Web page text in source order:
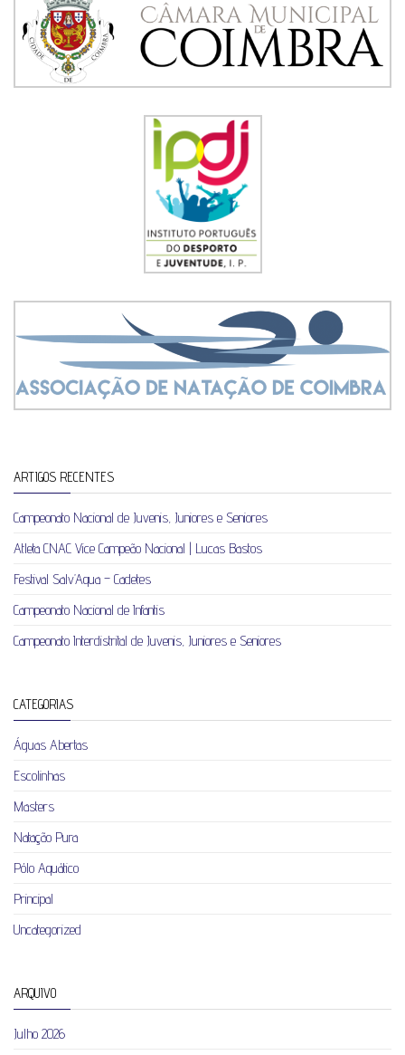
ARTIGOS RECENTES
Campeonato Nacional de Juvenis, Juniores e Seniores
Atleta CNAC Vice Campeão Nacional | Lucas Bastos
Festival Salv’Aqua – Cadetes
Campeonato Nacional de Infantis
Campeonato Interdistrital de Juvenis, Juniores e Seniores
CATEGORIAS
Águas Abertas
Escolinhas
Masters
Natação Pura
Pólo Aquático
Principal
Uncategorized
ARQUIVO
Julho 2026